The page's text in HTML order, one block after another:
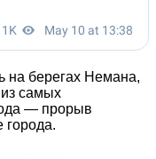
на берегах Немана,
из самых
— прорыв
города.